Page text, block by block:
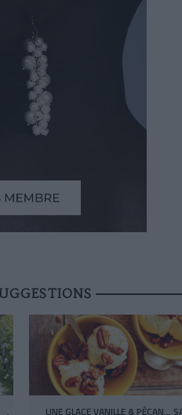
UNE GLACE VANILLE & PÉCAN…